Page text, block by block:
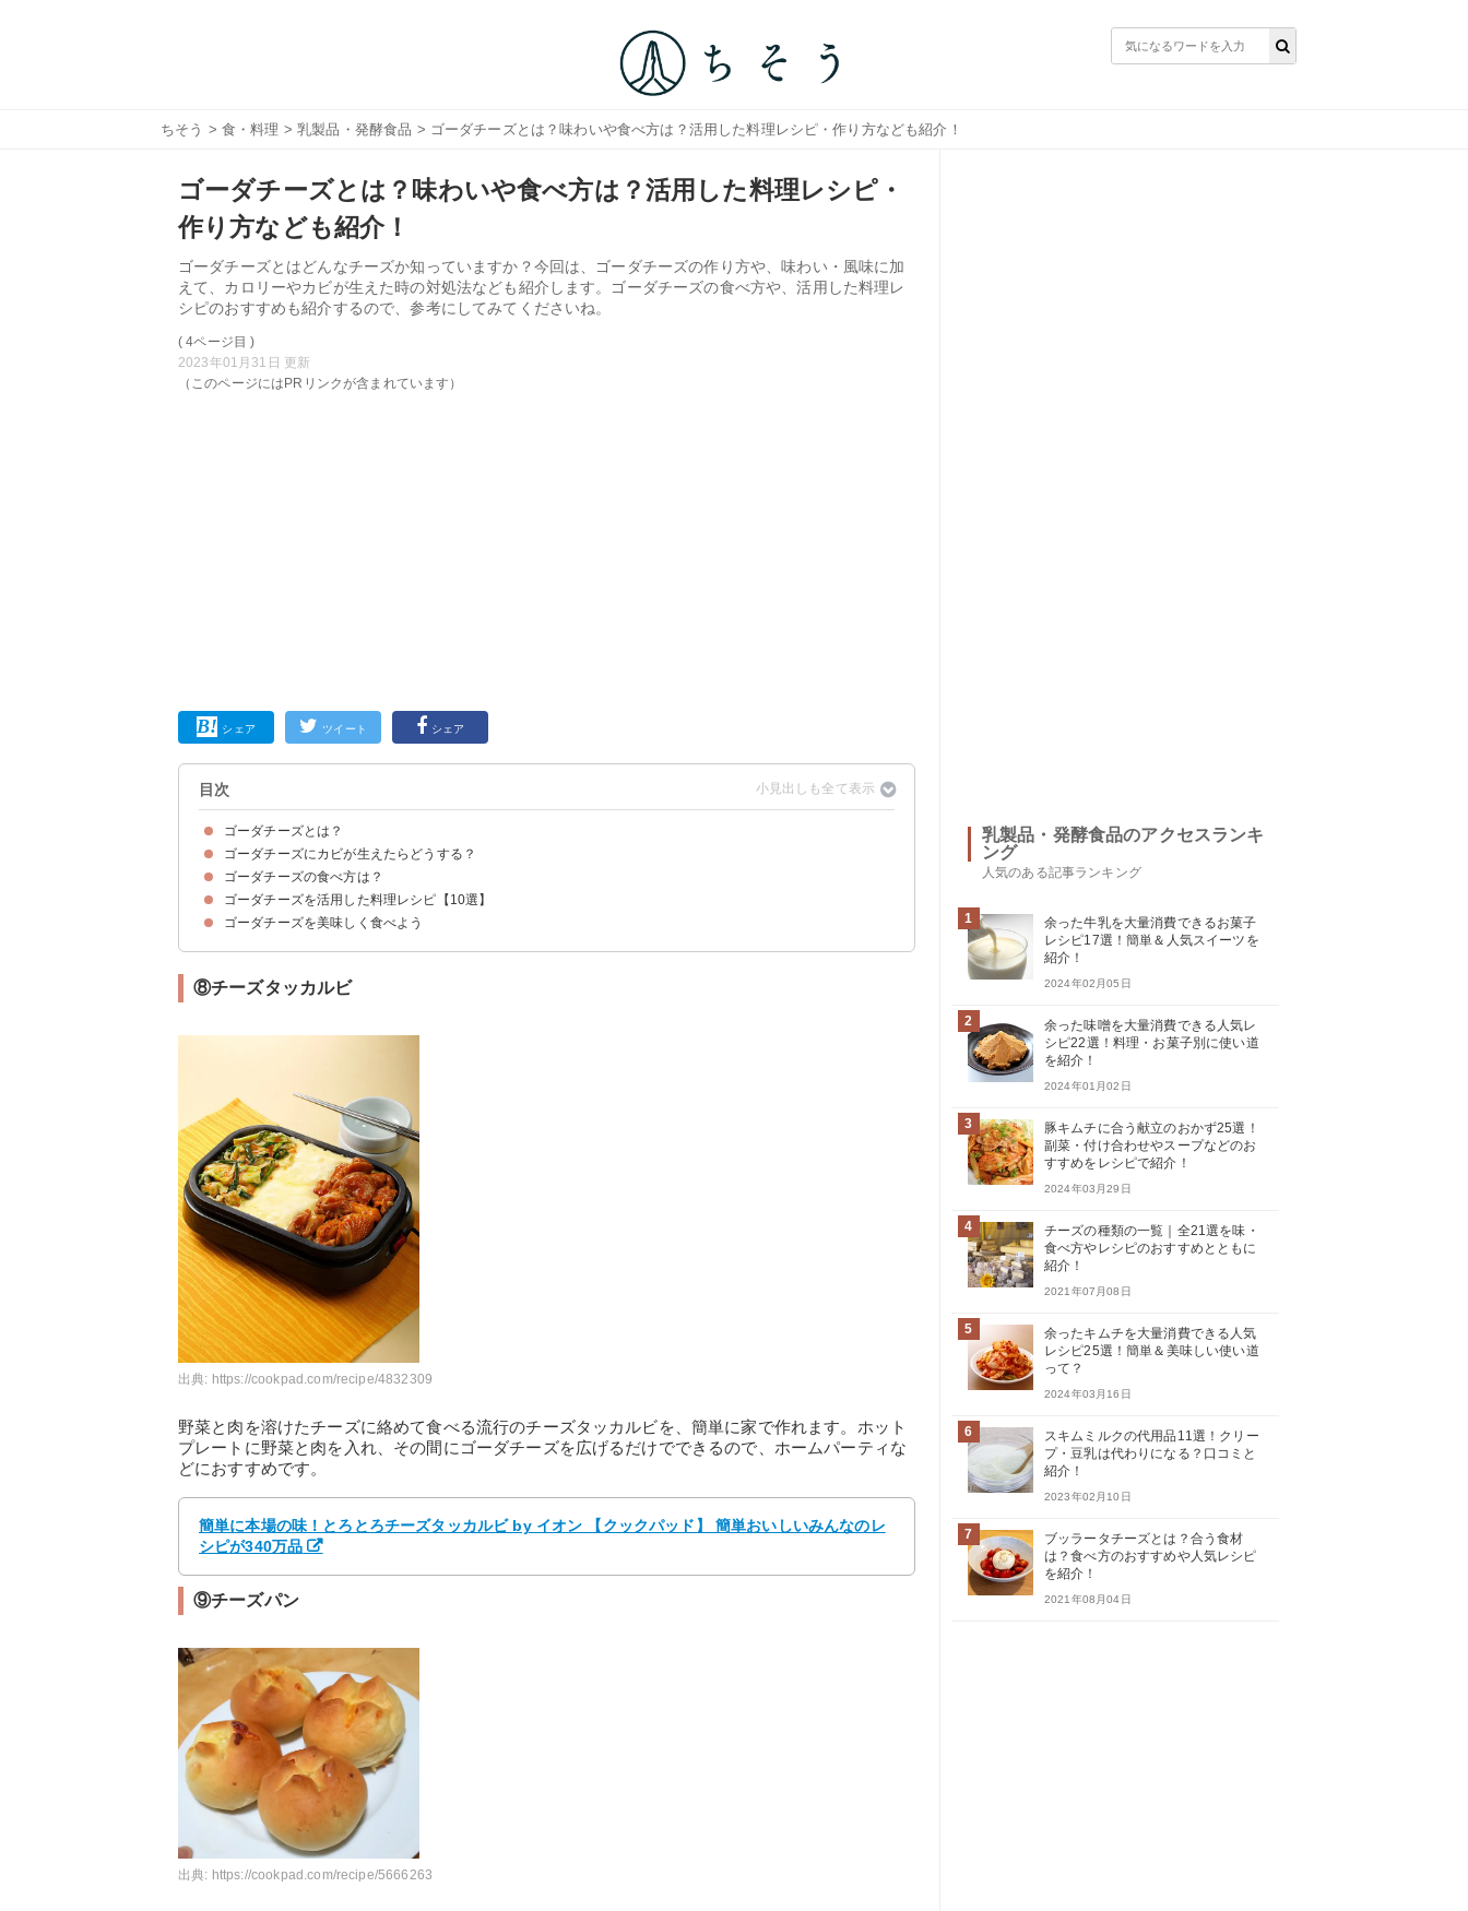
ちそう > 食・料理 >乳製品・発酵食品 > ゴーダチーズとは？味わいや食べ方は？活用した料理レシピ・作り方なども紹介！
ゴーダチーズとは？味わいや食べ方は？活用した料理レシピ・
作り方なども紹介！
ゴーダチーズとはどんなチーズか知っていますか？今回は、ゴーダチーズの作り方や、味わい・風味に加
えて、カロリーやカビが生えた時の対処法なども紹介します。ゴーダチーズの食べ方や、活用した料理レ
シピのおすすめも紹介するので、参考にしてみてくださいね。
( 4ページ目 )
2023年01月31日 更新
（このページにはPRリンクが含まれています）
シェア ツイート シェア
目次
ゴーダチーズとは？
ゴーダチーズはオランダ発祥のチーズ
ゴーダチーズの作り方
ゴーダチーズの味わい・風味
ゴーダチーズのカロリー
ゴーダチーズにカビが生えたらどうする？
ゴーダチーズにカビが生えても取り除けば食べれる
ゴーダチーズの食べ方は？
①そのまま食べる
②加熱して食べる
ゴーダチーズを活用した料理レシピ【10選】
①チーズパスタ
②ゴーダチーズリゾット
③グラタン
④ピザ
⑤ホットサンド
⑥ゴーダチーズのサラダ
⑦チーズフォンデュ
⑧チーズタッカルビ
⑨チーズパン
⑩ストロベリーチーズボール
ゴーダチーズを美味しく食べよう
⑧チーズタッカルビ
出典: https://cookpad.com/recipe/4832309
野菜と肉を溶けたチーズに絡めて食べる流行のチーズタッカルビを、簡単に家で作れます。ホット
プレートに野菜と肉を入れ、その間にゴーダチーズを広げるだけでできるので、ホームパーティな
どにおすすめです。
簡単に本場の味！とろとろチーズタッカルビ by イオン 【クックパッド】 簡単おいしいみんなのレ
シピが340万品
⑨チーズパン
出典: https://cookpad.com/recipe/5666263
乳製品・発酵食品のアクセスランキ
ング
人気のある記事ランキング
1
余った牛乳を大量消費できるお菓子
レシピ17選！簡単＆人気スイーツを
紹介！
2024年02月05日
2
余った味噌を大量消費できる人気レ
シピ22選！料理・お菓子別に使い道
を紹介！
2024年01月02日
3
豚キムチに合う献立のおかず25選！
副菜・付け合わせやスープなどのお
すすめをレシピで紹介！
2024年03月29日
4
チーズの種類の一覧｜全21選を味・
食べ方やレシピのおすすめとともに
紹介！
2021年07月08日
5
余ったキムチを大量消費できる人気
レシピ25選！簡単＆美味しい使い道
って？
2024年03月16日
6
スキムミルクの代用品11選！クリー
プ・豆乳は代わりになる？口コミと
紹介！
2023年02月10日
7
ブッラータチーズとは？合う食材
は？食べ方のおすすめや人気レシピ
を紹介！
2021年08月04日